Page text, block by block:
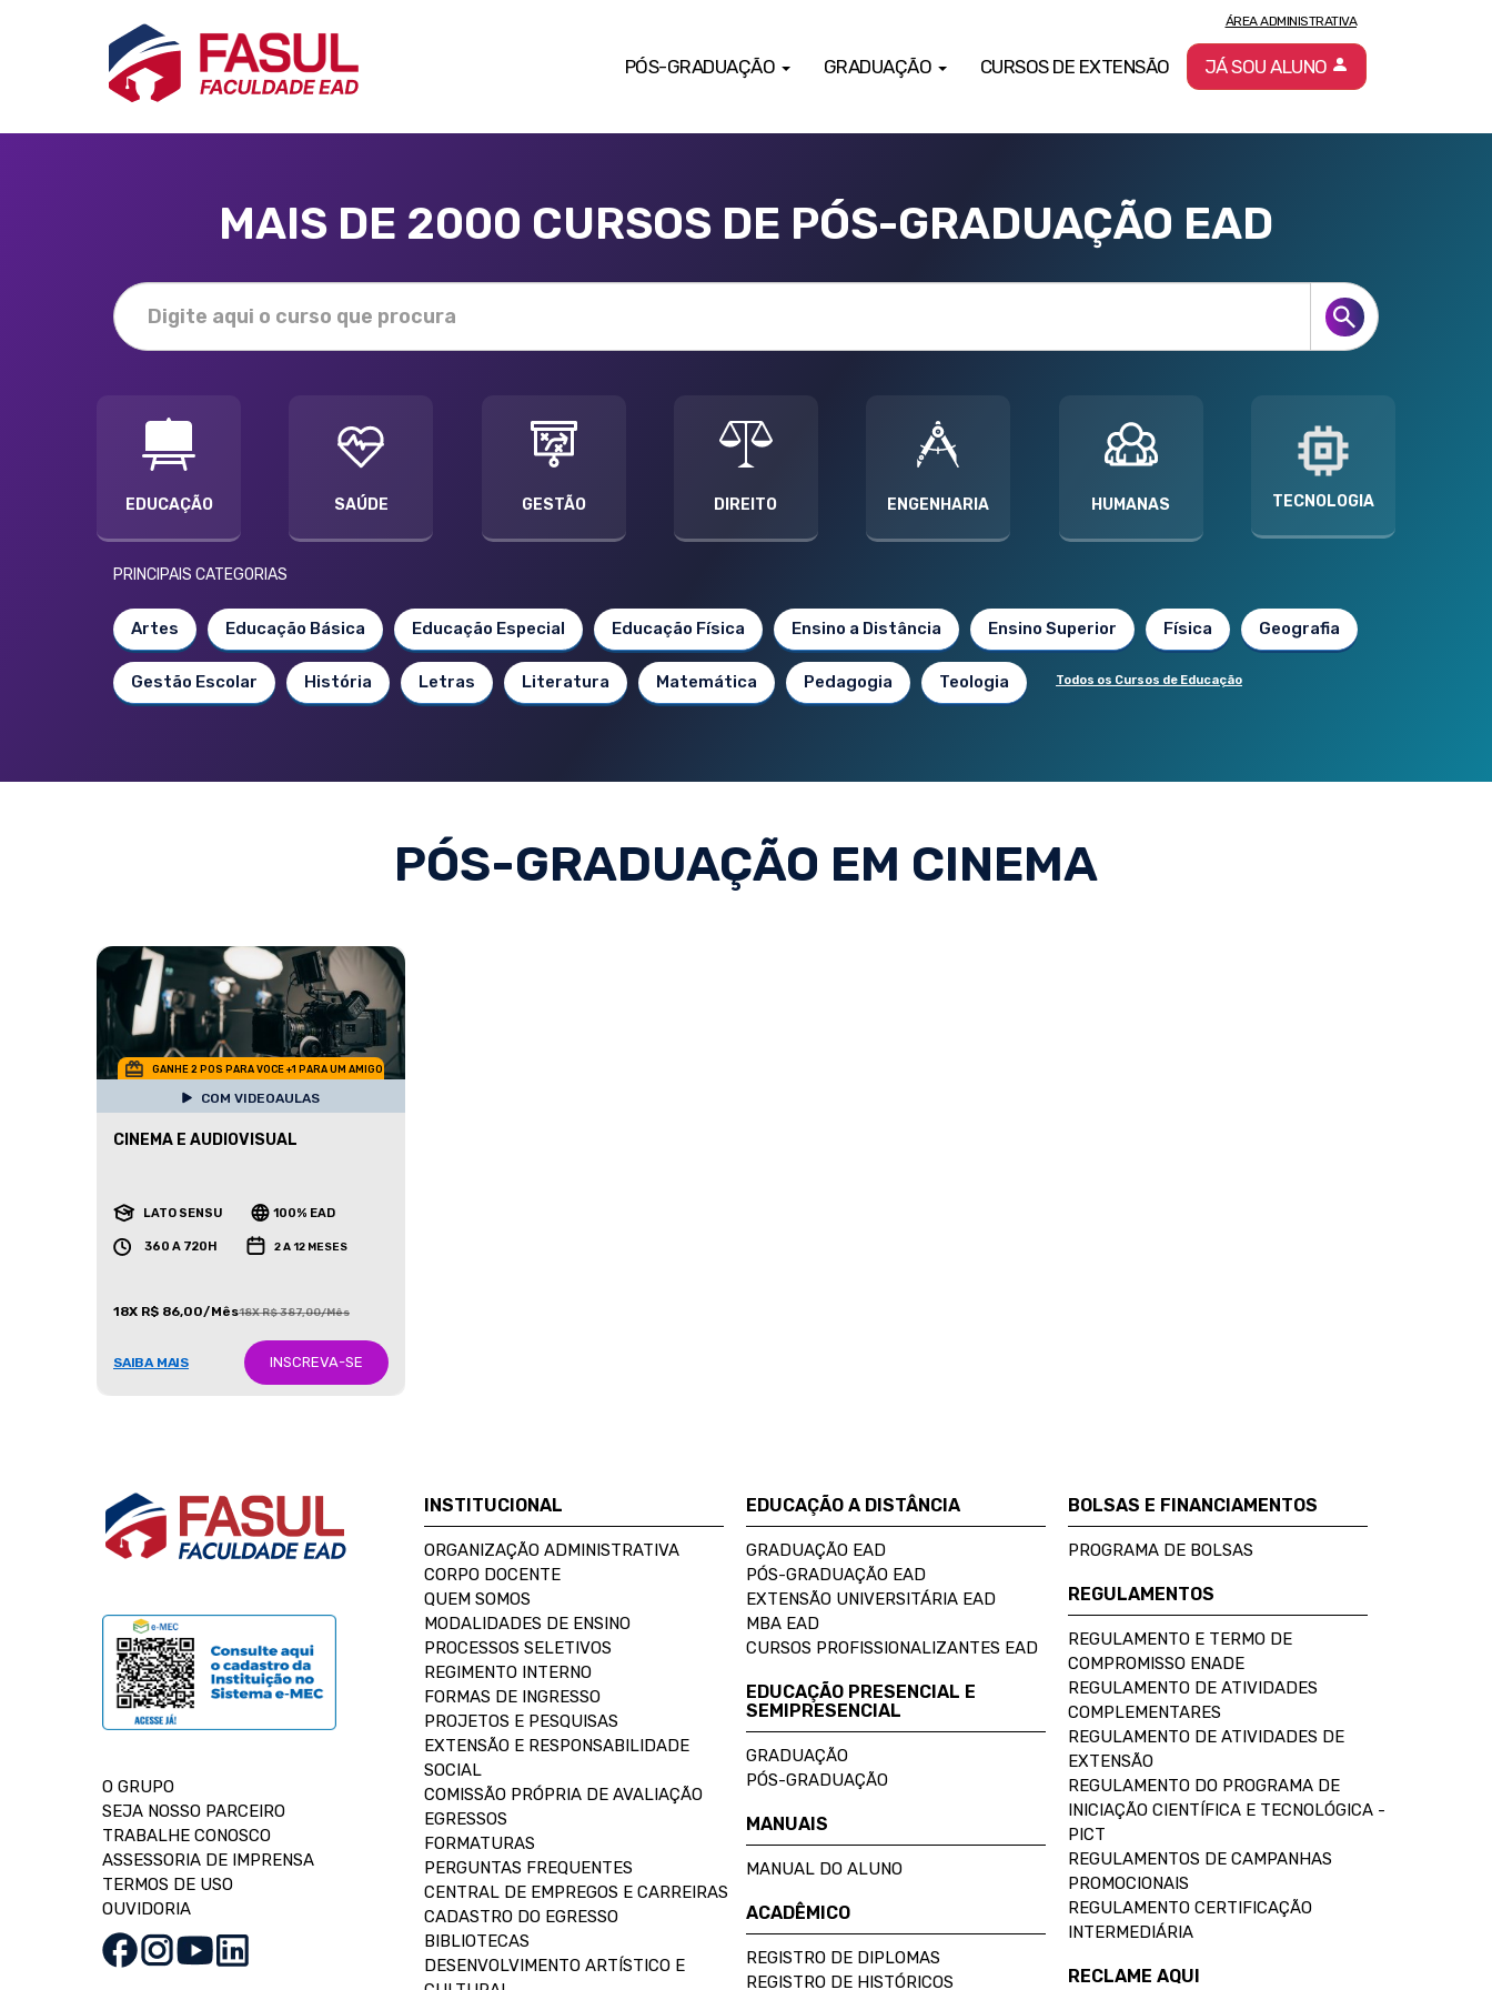
PÓS-GRADUAÇÃO GRADUAÇÃO CURSOS DE EXTENSÃO
ÁREA ADMINISTRATIVA
JÁ SOU ALUNO
MAIS DE 2000 CURSOS DE PÓS-GRADUAÇÃO EAD
EDUCAÇÃO SAÚDE GESTÃO DIREITO ENGENHARIA HUMANAS TECNOLOGIA
PRINCIPAIS CATEGORIAS
Artes Educação Básica Educação Especial Educação Física Ensino a Distância Ensino Superior Física Geografia
Gestão Escolar História Letras Literatura Matemática Pedagogia Teologia Todos os Cursos de Educação
PÓS-GRADUAÇÃO EM CINEMA
GANHE 2 POS PARA VOCE +1 PARA UM AMIGO
COM VIDEOAULAS
CINEMA E AUDIOVISUAL
LATO SENSU 100% EAD
360 A 720H 2 A 12 MESES
18X R$ 86,00/Mês18X R$ 387,00/Mês
SAIBA MAIS INSCREVA-SE
O GRUPO
SEJA NOSSO PARCEIRO
TRABALHE CONOSCO
ASSESSORIA DE IMPRENSA
TERMOS DE USO
OUVIDORIA
INSTITUCIONAL
ORGANIZAÇÃO ADMINISTRATIVA
CORPO DOCENTE
QUEM SOMOS
MODALIDADES DE ENSINO
PROCESSOS SELETIVOS
REGIMENTO INTERNO
FORMAS DE INGRESSO
PROJETOS E PESQUISAS
EXTENSÃO E RESPONSABILIDADE
SOCIAL
COMISSÃO PRÓPRIA DE AVALIAÇÃO
EGRESSOS
FORMATURAS
PERGUNTAS FREQUENTES
CENTRAL DE EMPREGOS E CARREIRAS
CADASTRO DO EGRESSO
BIBLIOTECAS
DESENVOLVIMENTO ARTÍSTICO E
EDUCAÇÃO A DISTÂNCIA
GRADUAÇÃO EAD
PÓS-GRADUAÇÃO EAD
EXTENSÃO UNIVERSITÁRIA EAD
MBA EAD
CURSOS PROFISSIONALIZANTES EAD
EDUCAÇÃO PRESENCIAL E
SEMIPRESENCIAL
GRADUAÇÃO
PÓS-GRADUAÇÃO
MANUAIS
MANUAL DO ALUNO
ACADÊMICO
REGISTRO DE DIPLOMAS
REGISTRO DE HISTÓRICOS
BOLSAS E FINANCIAMENTOS
PROGRAMA DE BOLSAS
REGULAMENTOS
REGULAMENTO E TERMO DE
COMPROMISSO ENADE
REGULAMENTO DE ATIVIDADES
COMPLEMENTARES
REGULAMENTO DE ATIVIDADES DE
EXTENSÃO
REGULAMENTO DO PROGRAMA DE
INICIAÇÃO CIENTÍFICA E TECNOLÓGICA -
PICT
REGULAMENTOS DE CAMPANHAS
PROMOCIONAIS
REGULAMENTO CERTIFICAÇÃO
INTERMEDIÁRIA
RECLAME AQUI